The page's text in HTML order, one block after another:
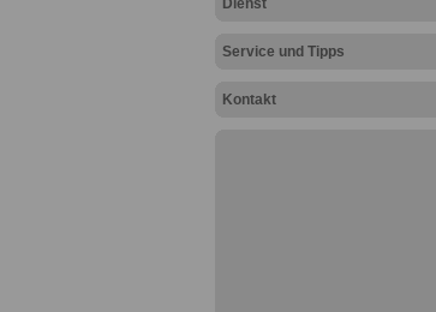
Dienst
Service und Tipps
Kontakt